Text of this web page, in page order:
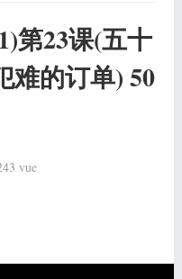
第23课(五十
难的订单) 50
vue